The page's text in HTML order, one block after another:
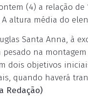
(4) a relação
altura média do
Santa Anna, à
pesado na
dois objetivos
quando haverá
Redação)